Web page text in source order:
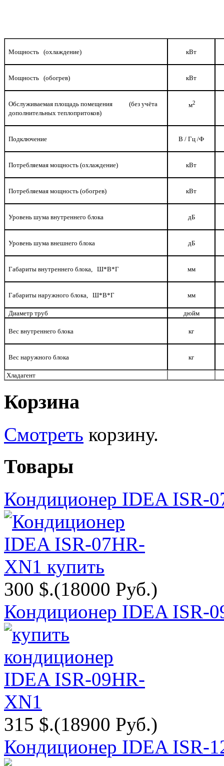
Мощность (охлаждение) кВт
Мощность (обогрев) кВт
Обслуживаемая площадь помещения
(без учёта
дополнительных теплопритоков)
м2
Подключение В / Гц /Ф
Потребляемая мощность (охлаждение) кВт
Потребляемая мощность (обогрев) кВт
Уровень шума внутреннего блока дБ
Уровень шума внешнего блока дБ
Габариты внутреннего блока, Ш*В*Г мм
Габариты наружного блока, Ш*В*Г мм
Диаметр труб дюйм
Вес внутреннего блока кг
Вес наружного блока кг
Хладагент
Корзина
Смотреть корзину.
Товары
Кондиционер IDEA ISR-
300 $.(18000 Руб.)
Кондиционер IDEA ISR-
315 $.(18900 Руб.)
Кондиционер IDEA ISR-